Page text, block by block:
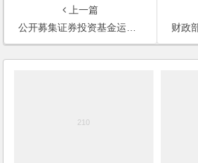
上一篇
公开募集证券投资基金运作指引第2号 ——基金中基金指引
财政部、税务总局